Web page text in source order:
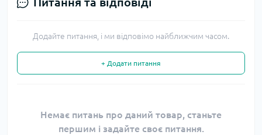
Додайте питання, і ми відповімо найближчим часом.
+ Додати питання
Немає питань про даний товар, станьте
першим і задайте своє питання.